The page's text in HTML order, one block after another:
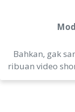
Bahkan, gak
ribuan video